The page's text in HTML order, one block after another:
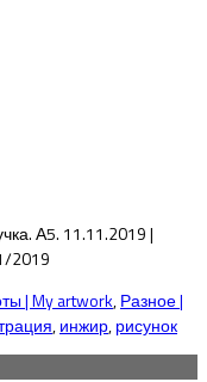
А5. 11.11.2019 |
2019
| My artwork,Разное |
,инжир,рисунок